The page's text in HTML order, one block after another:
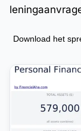
Download het